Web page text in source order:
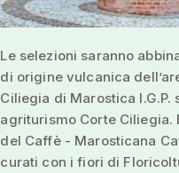
Le selezioni saranno
di origine vulcanica
Ciliegia di Marostica
agriturismo Corte Ciliegia.
del Caffè - Marosticana
curati con i fiori di